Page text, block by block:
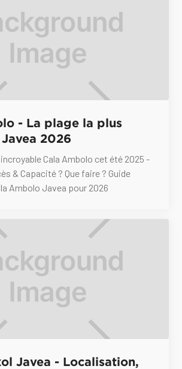
- La plage la plus
2026
Cala Ambolo cet été 2025 -
& Capacité ? Que faire ? Guide
Ambolo Javea pour 2026
Javea - Localisation,